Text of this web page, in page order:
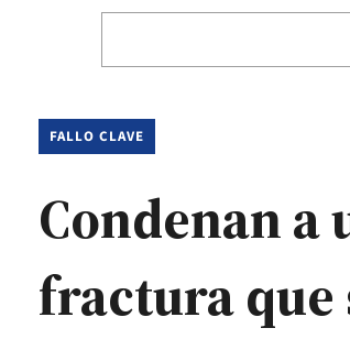
FALLO CLAVE
Condenan
fractura